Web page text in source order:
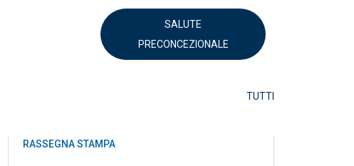
SALUTE
PRECONCEZIONALE
TUTTI
RASSEGNA STAMPA